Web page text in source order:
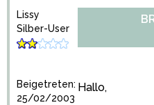
Lissy
Silber-User
Beigetreten:
25/02/2003
Hallo,